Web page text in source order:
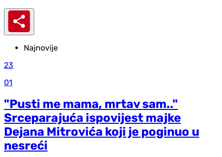
Najnovije
23
01
"Pusti me mama, mrtav sam.."
Srceparajuća ispovijest majke
Dejana Mitrovića koji je poginuo u
nesreći